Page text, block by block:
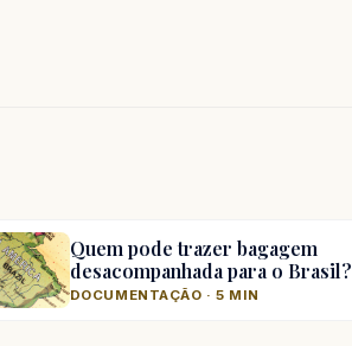
Quem pode trazer bagagem
desacompanhada para o Brasil?
DOCUMENTAÇÃO · 5 MIN